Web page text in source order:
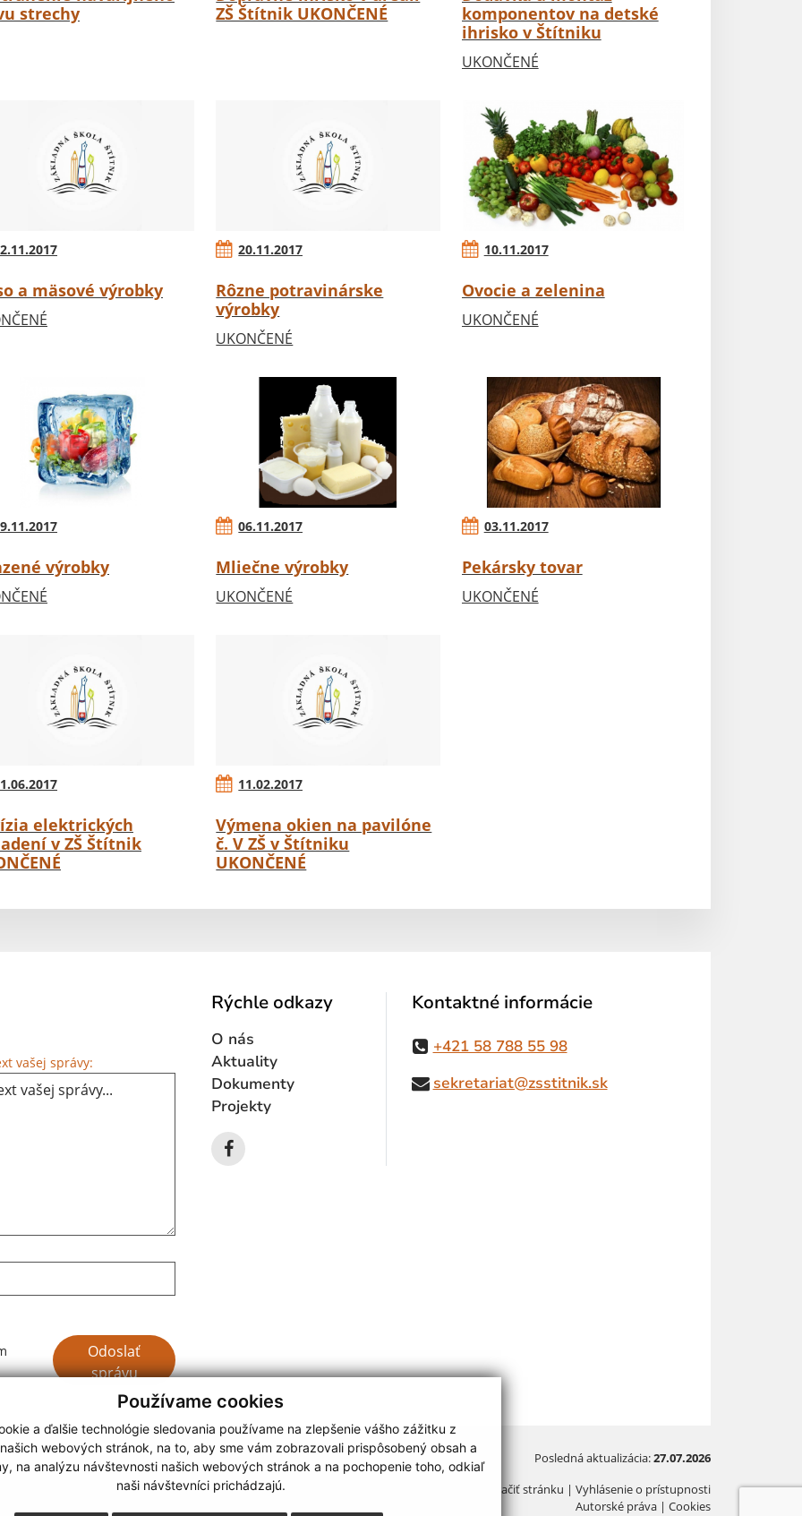
Používame cookies
a ďalšie technológie sledovania používame na zlepšenie vášho zážitku z
webových stránok, na to, aby sme vám zobrazovali prispôsobený obsah a
na analýzu návštevnosti našich webových stránok a na pochopenie toho, odkiaľ
naši návštevníci prichádzajú.
strechy
ZŠ Štítnik UKONČENÉ
komponentov na detské
ihrisko v Štítniku
UKONČENÉ
a mäsové výrobky
20.11.2017
Rôzne potravinárske
výrobky
UKONČENÉ
10.11.2017
Ovocie a zelenina
UKONČENÉ
výrobky
06.11.2017
Mliečne výrobky
UKONČENÉ
03.11.2017
Pekársky tovar
UKONČENÉ
elektrických
v ZŠ Štítnik
11.02.2017
Výmena okien na pavilóne
č. V ZŠ v Štítniku
UKONČENÉ
vašej správy: Text vašej správy...
Google reCaptcha Response
Odoslať
správu
Rýchle odkazy
O nás
Aktuality
Dokumenty
Projekty
Kontaktné informácie
+421 58 788 55 98
sekretariat@zsstitnik.sk
Posledná aktualizácia:27.07.2026
Vytlačiť stránku | Vyhlásenie o prístupnosti
Autorské práva | Cookies
webdesign |